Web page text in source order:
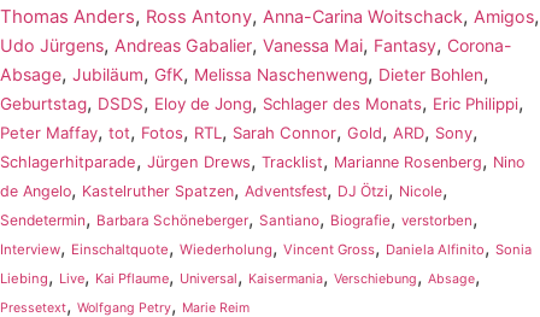
Thomas Anders, Ross Antony, Anna-Carina Woitschack, Amigos,
Udo Jürgens, Andreas Gabalier, Vanessa Mai, Fantasy, Corona-
Absage, Jubiläum, GfK, Melissa Naschenweng, Dieter Bohlen,
Geburtstag, DSDS, Eloy de Jong, Schlager des Monats, Eric Philippi,
Peter Maffay, tot, Fotos, RTL , Sarah Connor, Gold, ARD, Sony,
Schlagerhitparade, Jürgen Drews, Tracklist, Marianne Rosenberg, Nino
de Angelo, Kastelruther Spatzen, Adventsfest, DJ Ötzi, Nicole,
Sendetermin, Barbara Schöneberger, Santiano, Biografie, verstorben,
Interview, Einschaltquote, Wiederholung, Vincent Gross, Daniela Alfinito, Sonia
Liebing, Live, Kai Pflaume, Universal, Kaisermania, Verschiebung, Absage,
Pressetext, Wolfgang Petry, Marie Reim